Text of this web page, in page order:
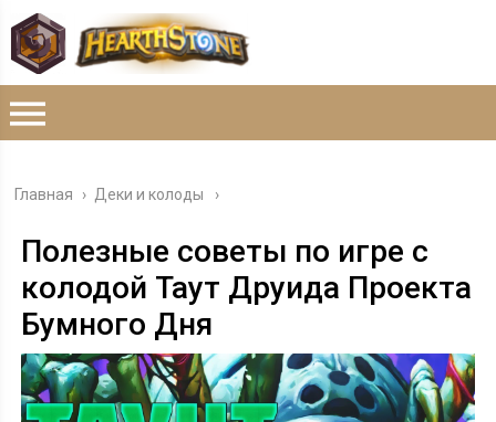
Главная › Деки и колоды
Полезные советы по игре с
колодой Таут Друида Проекта
Бумного Дня